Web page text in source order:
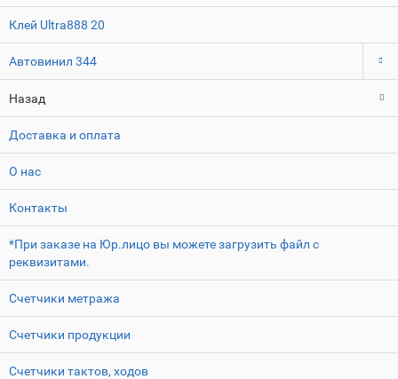
Клей Ultra888 20
Автовинил 344
Назад
Доставка и оплата
О нас
Контакты
*При заказе на Юр.лицо вы можете загрузить файл с
реквизитами.
Счетчики метража
Счетчики продукции
Счетчики тактов, ходов